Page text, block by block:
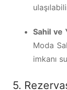
Sahil ve
Moda
imkanı
5.